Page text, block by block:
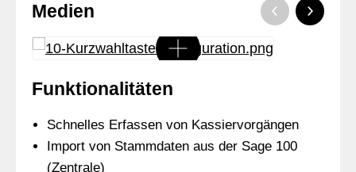
Medien
Funktionalitäten
Schnelles Erfassen von Kassiervorgängen
Import von Stammdaten aus der Sage 100
(Zentrale)